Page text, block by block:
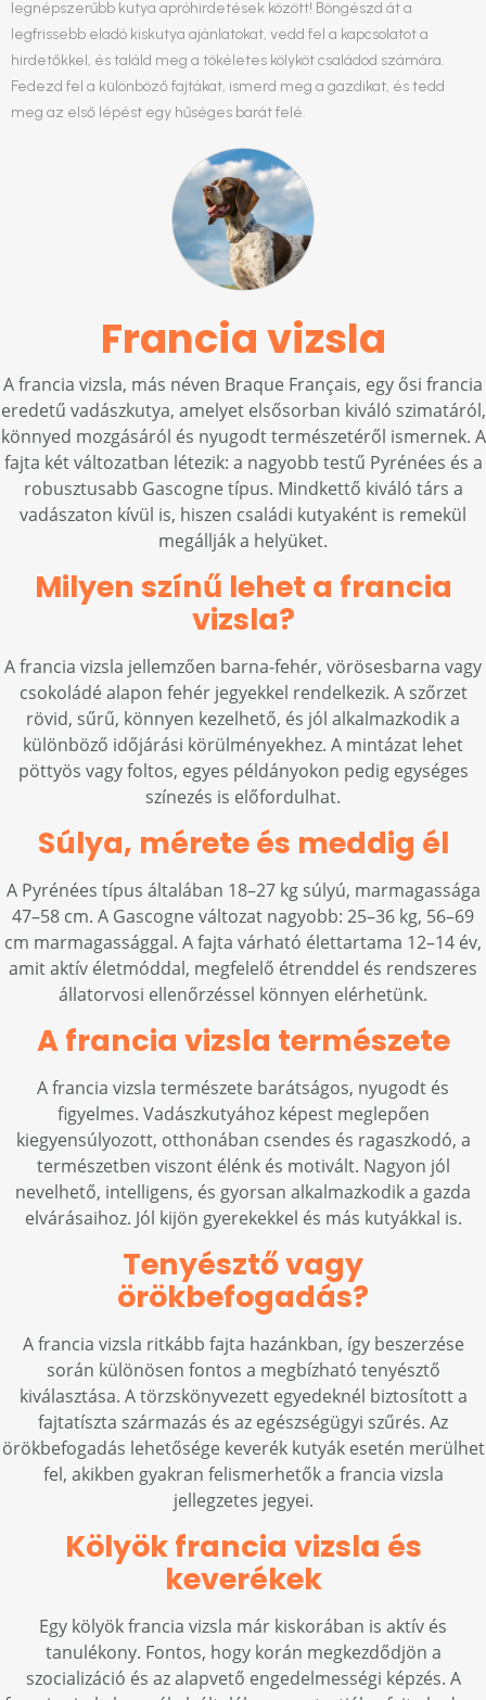
legnépszerűbb kutya apróhirdetések között! Böngészd át a
legfrissebb eladó kiskutya ajánlatokat, vedd fel a kapcsolatot a
hirdetőkkel, és találd meg a tökéletes kölyköt családod számára.
Fedezd fel a különböző fajtákat, ismerd meg a gazdikat, és tedd
meg az első lépést egy hűséges barát felé.
Francia vizsla
A francia vizsla, más néven Braque Français, egy ősi francia
eredetű vadászkutya, amelyet elsősorban kiváló szimatáról,
könnyed mozgásáról és nyugodt természetéről ismernek. A
fajta két változatban létezik: a nagyobb testű Pyrénées és a
robusztusabb Gascogne típus. Mindkettő kiváló társ a
vadászaton kívül is, hiszen családi kutyaként is remekül
megállják a helyüket.
Milyen színű lehet a francia
vizsla?
A francia vizsla jellemzően barna-fehér, vörösesbarna vagy
csokoládé alapon fehér jegyekkel rendelkezik. A szőrzet
rövid, sűrű, könnyen kezelhető, és jól alkalmazkodik a
különböző időjárási körülményekhez. A mintázat lehet
pöttyös vagy foltos, egyes példányokon pedig egységes
színezés is előfordulhat.
Súlya, mérete és meddig él
A Pyrénées típus általában 18–27 kg súlyú, marmagassága
47–58 cm. A Gascogne változat nagyobb: 25–36 kg, 56–69
cm marmagassággal. A fajta várható élettartama 12–14 év,
amit aktív életmóddal, megfelelő étrenddel és rendszeres
állatorvosi ellenőrzéssel könnyen elérhetünk.
A francia vizsla természete
A francia vizsla természete barátságos, nyugodt és
figyelmes. Vadászkutyához képest meglepően
kiegyensúlyozott, otthonában csendes és ragaszkodó, a
természetben viszont élénk és motivált. Nagyon jól
nevelhető, intelligens, és gyorsan alkalmazkodik a gazda
elvárásaihoz. Jól kijön gyerekekkel és más kutyákkal is.
Tenyésztő vagy
örökbefogadás?
A francia vizsla ritkább fajta hazánkban, így beszerzése
során különösen fontos a megbízható tenyésztő
kiválasztása. A törzskönyvezett egyedeknél biztosított a
fajtatíszta származás és az egészségügyi szűrés. Az
örökbefogadás lehetősége keverék kutyák esetén merülhet
fel, akikben gyakran felismerhetők a francia vizsla
jellegzetes jegyei.
Kölyök francia vizsla és
keverékek
Egy kölyök francia vizsla már kiskorában is aktív és
tanulékony. Fontos, hogy korán megkezdődjön a
szocializáció és az alapvető engedelmességi képzés. A